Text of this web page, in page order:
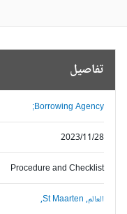
تفاصيل
Borrowing Agency;
2023/11/28
Procedure and Checklist
العالم,St Maarten,